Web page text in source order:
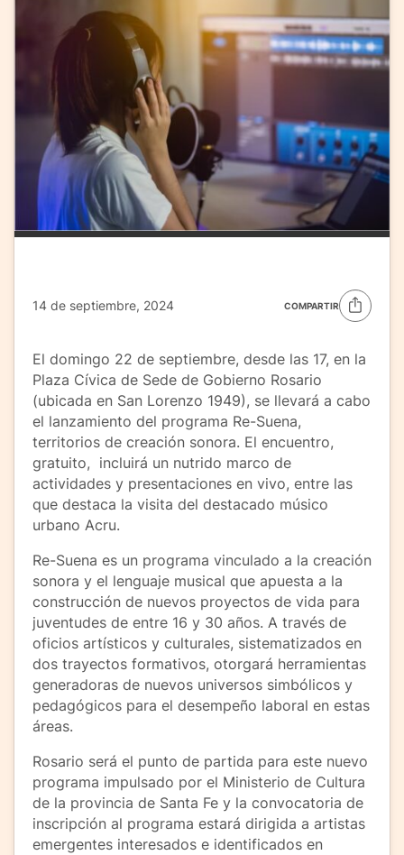
14 de septiembre, 2024 COMPARTIR
El domingo 22 de septiembre, desde las 17, en la
Plaza Cívica de Sede de Gobierno Rosario
(ubicada en San Lorenzo 1949), se llevará a cabo
el lanzamiento del programa Re-Suena,
territorios de creación sonora. El encuentro,
gratuito, incluirá un nutrido marco de
actividades y presentaciones en vivo, entre las
que destaca la visita del destacado músico
urbano Acru.
Re-Suena es un programa vinculado a la creación
sonora y el lenguaje musical que apuesta a la
construcción de nuevos proyectos de vida para
juventudes de entre 16 y 30 años. A través de
oficios artísticos y culturales, sistematizados en
dos trayectos formativos, otorgará herramientas
generadoras de nuevos universos simbólicos y
pedagógicos para el desempeño laboral en estas
áreas.
Rosario será el punto de partida para este nuevo
programa impulsado por el Ministerio de Cultura
de la provincia de Santa Fe y la convocatoria de
inscripción al programa estará dirigida a artistas
emergentes interesados e identificados en